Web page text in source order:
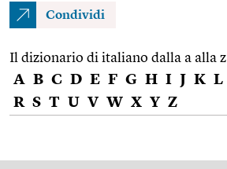
Condividi
Il dizionario di italiano dalla a alla z
A B C D E F G H I J K L
R S T U V W X Y Z